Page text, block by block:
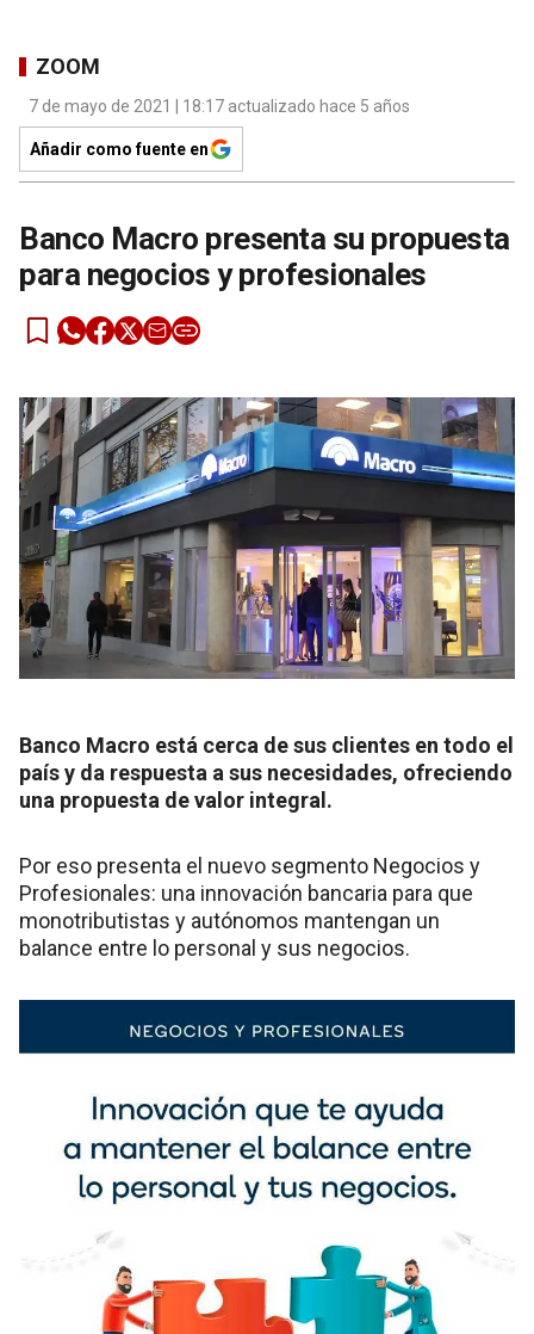
ZOOM
7 de mayo de 2021 | 18:17 actualizado hace 5 años
Añadir como fuente en
Banco Macro presenta su propuesta
para negocios y profesionales
Banco Macro está cerca de sus clientes en todo el
país y da respuesta a sus necesidades, ofreciendo
una propuesta de valor integral.
Por eso presenta el nuevo segmento Negocios y
Profesionales: una innovación bancaria para que
monotributistas y autónomos mantengan un
balance entre lo personal y sus negocios.